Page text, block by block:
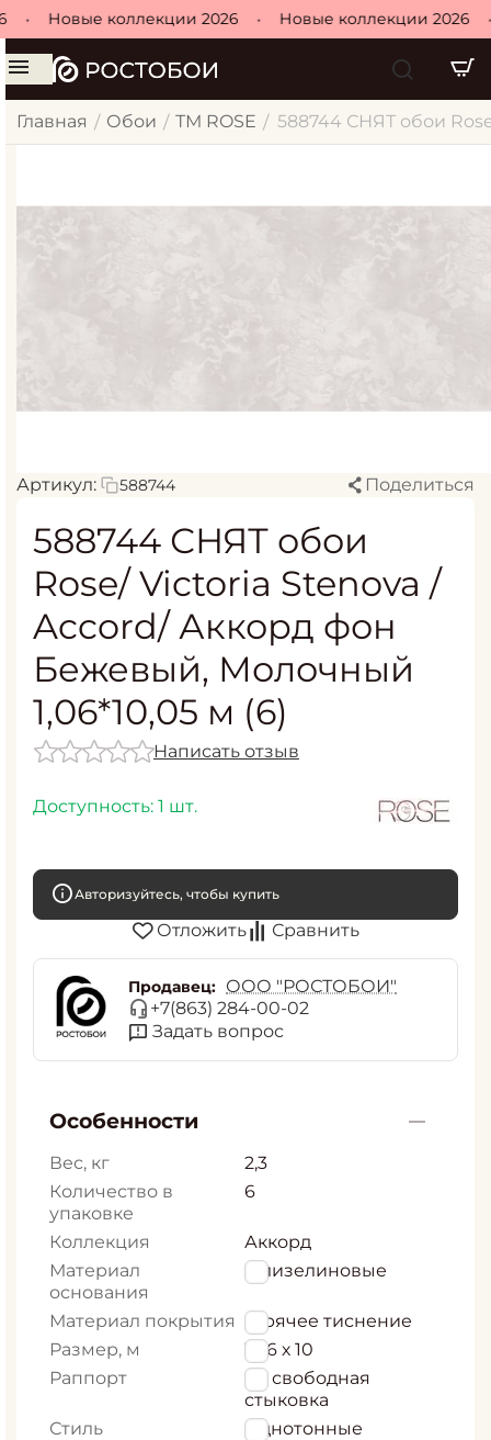
Новые коллекции 2026 Новые коллекции 2026
Главная / Обои / ТМ ROSE / 588744 СНЯТ обои
Артикул: 588744 Поделиться
588744 СНЯТ обои
Rose/ Victoria Stenova /
Accord/ Аккорд фон
Бежевый, Молочный
1,06*10,05 м (6)
Написать отзыв
Доступность: 1 шт.
Авторизуйтесь, чтобы купить
Отложить Сравнить
Продавец: ООО "РОСТОБОИ"
+7(863) 284-00-02
Задать вопрос
Особенности
Вес, кг
2,3
Количество в
упаковке
6
Коллекция
Аккорд
Материал
основания
Флизелиновые
Материал покрытия Горячее тиснение
Размер, м
1,06 х 10
Раппорт
64 свободная
стыковка
Стиль
Однотонные